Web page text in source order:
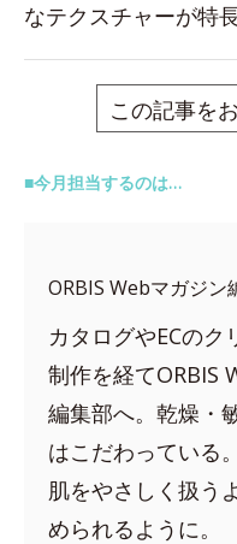
なテクスチャーが特
この記事を
■今月担当するのは…
ORBIS Webマガジン
カタログやECのク
制作を経てORBIS
編集部へ。乾燥・
はこだわっている
肌をやさしく扱う
められるように。